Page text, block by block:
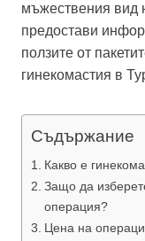
мъжествения вид
предостави
ползите от
гинекомастия в
Съдържание
Какво е
Защо да
операция?
Цена на